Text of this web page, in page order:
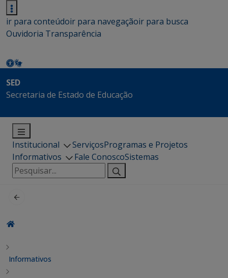
ir para conteúdoir para navegaçãoir para busca
Ouvidoria Transparência
SED
Secretaria de Estado de Educação
Institucional ServiçosProgramas e Projetos
Informativos
Fale ConoscoSistemas
Pesquisar
por:
Informativos